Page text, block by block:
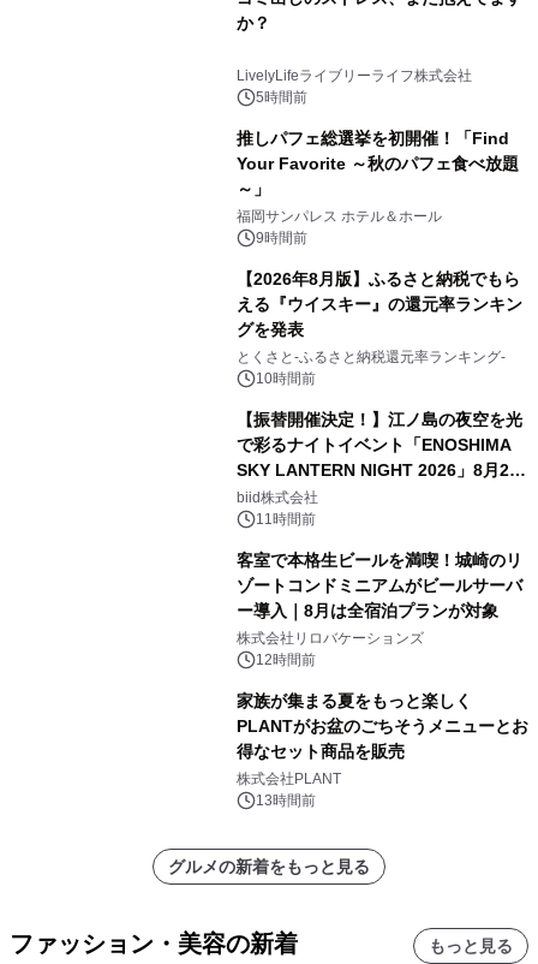
か？
LivelyLifeライブリーライフ株式会社
5時間前
推しパフェ総選挙を初開催！「Find
Your Favorite ～秋のパフェ食べ放題
～」
福岡サンパレス ホテル＆ホール
9時間前
【2026年8月版】ふるさと納税でもら
える『ウイスキー』の還元率ランキン
グを発表
とくさと-ふるさと納税還元率ランキング-
10時間前
【振替開催決定！】江ノ島の夜空を光
で彩るナイトイベント「ENOSHIMA
SKY LANTERN NIGHT 2026」8月22
日(土)振替開催＆受付スタート！
biid株式会社
11時間前
客室で本格生ビールを満喫！城崎のリ
ゾートコンドミニアムがビールサーバ
ー導入｜8月は全宿泊プランが対象
株式会社リロバケーションズ
12時間前
家族が集まる夏をもっと楽しく
PLANTがお盆のごちそうメニューとお
得なセット商品を販売
株式会社PLANT
13時間前
グルメの新着をもっと見る
ファッション・美容の新着 もっと見る